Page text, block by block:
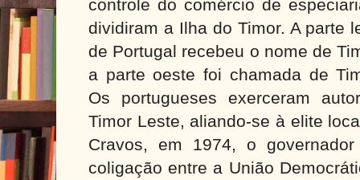
controle do comércio de
dividiram a Ilha do Timor. A parte
de Portugal recebeu o nome de
a parte oeste foi chamada de
Os portugueses exerceram
Timor Leste, aliando-se à elite
Cravos, em 1974, o
coligação entre a União